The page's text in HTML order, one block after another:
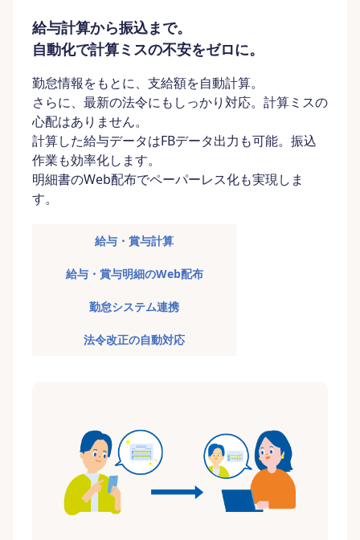
給与計算から振込まで。
自動化で計算ミスの不安をゼロに。
勤怠情報をもとに、支給額を自動計算。
さらに、最新の法令にもしっかり対応。計算ミスの
心配はありません。
計算した給与データはFBデータ出力も可能。振込
作業も効率化します。
明細書のWeb配布でペーパーレス化も実現しま
す。
給与・賞与計算
給与・賞与明細のWeb配布
勤怠システム連携
法令改正の自動対応